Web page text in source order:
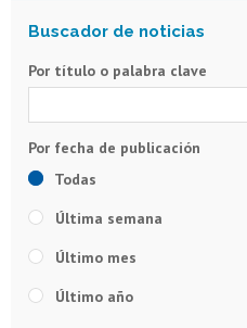
Por título o palabra clave
Todas
Última semana
Último mes
Último año